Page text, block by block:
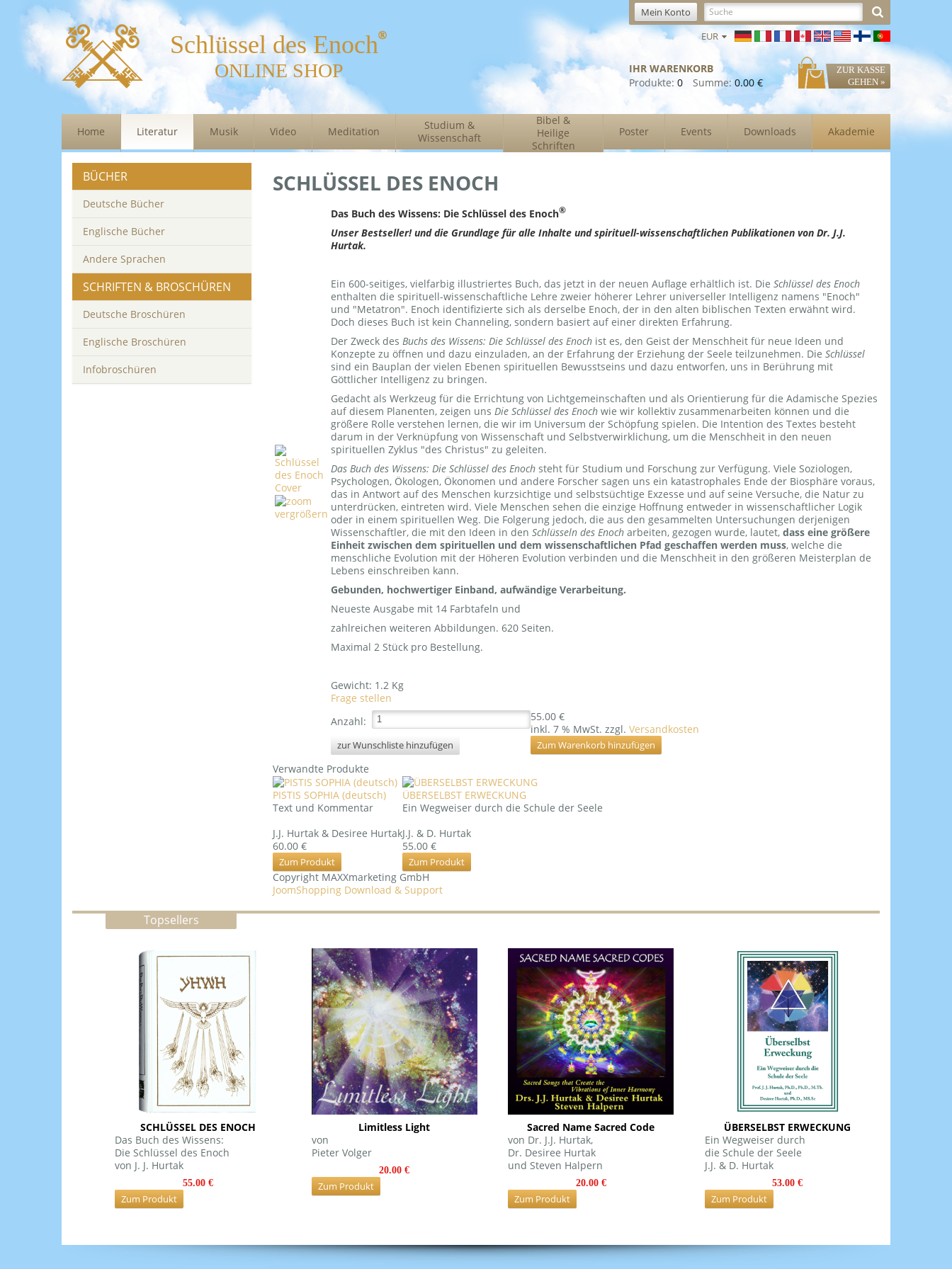
Schlüssel des Enoch
ONLINE SHOP
Mein Konto
EUR
IHR WARENKORB
ZUR KASSE
GEHEN »
Produkte: 0 Summe: 0.00 €
Home Literatur Musik Video Meditation
Studium &
Wissenschaft
Bibel &
Heilige
Schriften
Poster Events Downloads Akademie
BÜCHER
Deutsche Bücher
Englische Bücher
Andere Sprachen
SCHRIFTEN & BROSCHÜREN
Deutsche Broschüren
Englische Broschüren
Infobroschüren
SCHLÜSSEL DES ENOCH
vergrößern
Das Buch des Wissens: Die Schlüssel des Enoch®
Unser Bestseller! und die Grundlage für alle Inhalte und spirituell-wissenschaftlichen Publikationen von Dr. J.J.
Hurtak.
Ein 600-seitiges, vielfarbig illustriertes Buch, das jetzt in der neuen Auflage erhältlich ist. Die Schlüssel des Enoch
enthalten die spirituell-wissenschaftliche Lehre zweier höherer Lehrer universeller Intelligenz namens "Enoch"
und "Metatron". Enoch identifizierte sich als derselbe Enoch, der in den alten biblischen Texten erwähnt wird.
Doch dieses Buch ist kein Channeling, sondern basiert auf einer direkten Erfahrung.
Der Zweck des Buchs des Wissens: Die Schlüssel des Enoch ist es, den Geist der Menschheit für neue Ideen und
Konzepte zu öffnen und dazu einzuladen, an der Erfahrung der Erziehung der Seele teilzunehmen. Die Schlüssel
sind ein Bauplan der vielen Ebenen spirituellen Bewusstseins und dazu entworfen, uns in Berührung mit
Göttlicher Intelligenz zu bringen.
Gedacht als Werkzeug für die Errichtung von Lichtgemeinschaften und als Orientierung für die Adamische Spezies
auf diesem Planenten, zeigen uns Die Schlüssel des Enoch wie wir kollektiv zusammenarbeiten können und die
größere Rolle verstehen lernen, die wir im Universum der Schöpfung spielen. Die Intention des Textes besteht
darum in der Verknüpfung von Wissenschaft und Selbstverwirklichung, um die Menschheit in den neuen
spirituellen Zyklus "des Christus" zu geleiten.
Das Buch des Wissens: Die Schlüssel des Enoch steht für Studium und Forschung zur Verfügung. Viele Soziologen,
Psychologen, Ökologen, Ökonomen und andere Forscher sagen uns ein katastrophales Ende der Biosphäre voraus,
das in Antwort auf des Menschen kurzsichtige und selbstsüchtige Exzesse und auf seine Versuche, die Natur zu
unterdrücken, eintreten wird. Viele Menschen sehen die einzige Hoffnung entweder in wissenschaftlicher Logik
oder in einem spirituellen Weg. Die Folgerung jedoch, die aus den gesammelten Untersuchungen derjenigen
Wissenschaftler, die mit den Ideen in den Schlüsseln des Enoch arbeiten, gezogen wurde, lautet, dass eine größere
Einheit zwischen dem spirituellen und dem wissenschaftlichen Pfad geschaffen werden muss, welche die
menschliche Evolution mit der Höheren Evolution verbinden und die Menschheit in den größeren Meisterplan de
Lebens einschreiben kann.
Gebunden, hochwertiger Einband, aufwändige Verarbeitung.
Neueste Ausgabe mit 14 Farbtafeln und
zahlreichen weiteren Abbildungen. 620 Seiten.
Maximal 2 Stück pro Bestellung.
Gewicht: 1.2 Kg
Frage stellen
Anzahl:
55.00 €
inkl. 7 % MwSt. zzgl. Versandkosten
Verwandte Produkte
PISTIS SOPHIA (deutsch)
Text und Kommentar
J.J. Hurtak & Desiree Hurtak
60.00 €
Zum Produkt
ÜBERSELBST ERWECKUNG
Ein Wegweiser durch die Schule der Seele
J.J. & D. Hurtak
55.00 €
Zum Produkt
Copyright MAXXmarketing GmbH
JoomShopping Download & Support
Topsellers
SCHLÜSSEL DES ENOCH
Das Buch des Wissens:
Die Schlüssel des Enoch
von J. J. Hurtak
55.00 €
Zum Produkt
Limitless Light
von
Pieter Volger
20.00 €
Zum Produkt
Sacred Name Sacred Code
von Dr. J.J. Hurtak,
Dr. Desiree Hurtak
und Steven Halpern
20.00 €
Zum Produkt
ÜBERSELBST ERWECKUNG
Ein Wegweiser durch
die Schule der Seele
J.J. & D. Hurtak
53.00 €
Zum Produkt